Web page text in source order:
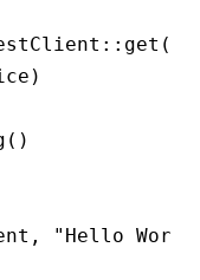
:: get (
()
"Hello